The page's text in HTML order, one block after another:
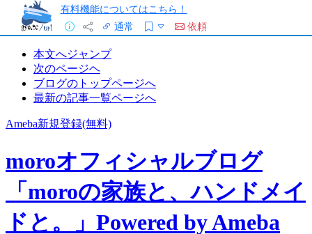
有料機能についてはこちら！
通常
依頼